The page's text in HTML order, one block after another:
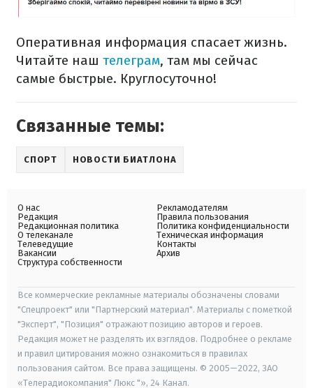
Оперативная информация спасает жизнь.
Читайте наш телеграм, там мы сейчас
самые быстрые. Круглосуточно!
Связанные темы:
СПОРТ НОВОСТИ БИАТЛОНА
О нас
Редакция
Редакционная политика
О телеканале
Телеведущие
Вакансии
Структура собственности
Рекламодателям
Правила пользования
Политика конфиденциальности
Техническая информация
Контакты
Архив
Все коммерческие рекламные материалы обозначены словами
"Спецпроект" или "Партнерский материал". Материалы с пометкой
"Эксперт", "Позиция" отражают позицию авторов и героев.
Редакция может не разделять их взглядов. Подробнее о рекламе
и правил цитирования можно ознакомиться в правилах
пользования сайтом. Все права защищены. © 2005—2022, ЗАО
«Телерадиокомпания" Люкс "», 24 Канал.